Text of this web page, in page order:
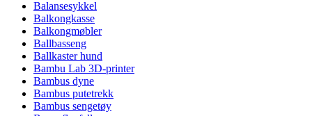
Balansesykkel
Balkongkasse
Balkongmøbler
Ballbasseng
Ballkaster hund
Bambu Lab 3D-printer
Bambus dyne
Bambus putetrekk
Bambus sengetøy